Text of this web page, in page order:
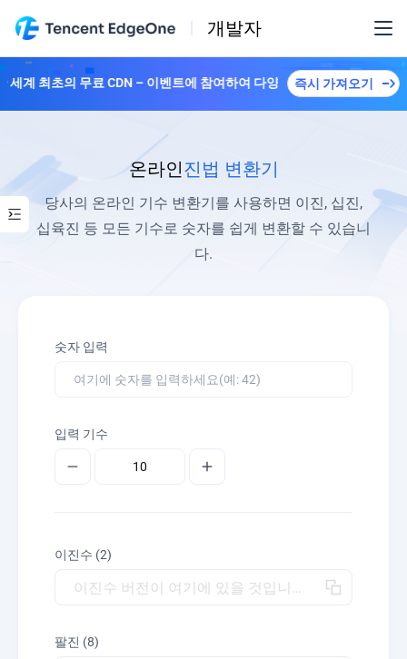
개발자
최초의 무료 CDN – 이벤트에 참여하여 다양한 플랜을解锁하세요！
즉시 가져오기
온라인진법 변환기
당사의 온라인 기수 변환기를 사용하면 이진, 십진,
십육진 등 모든 기수로 숫자를 쉽게 변환할 수 있습니
다.
숫자 입력
입력 기수
이진수 (2)
이진수 버전이 여기에 있을 것입니다...
팔진 (8)